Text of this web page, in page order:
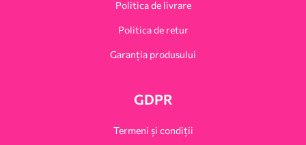
Politica de livrare
Politica de retur
Garanția produsului
GDPR
Termeni și condiții